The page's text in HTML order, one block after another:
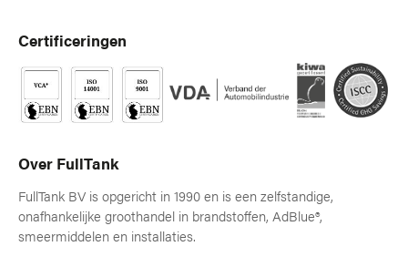
Certificeringen
Over FullTank
FullTank BV is opgericht in 1990 en is een zelfstandige,
onafhankelijke groothandel in brandstoffen, AdBlue®,
smeermiddelen en installaties.